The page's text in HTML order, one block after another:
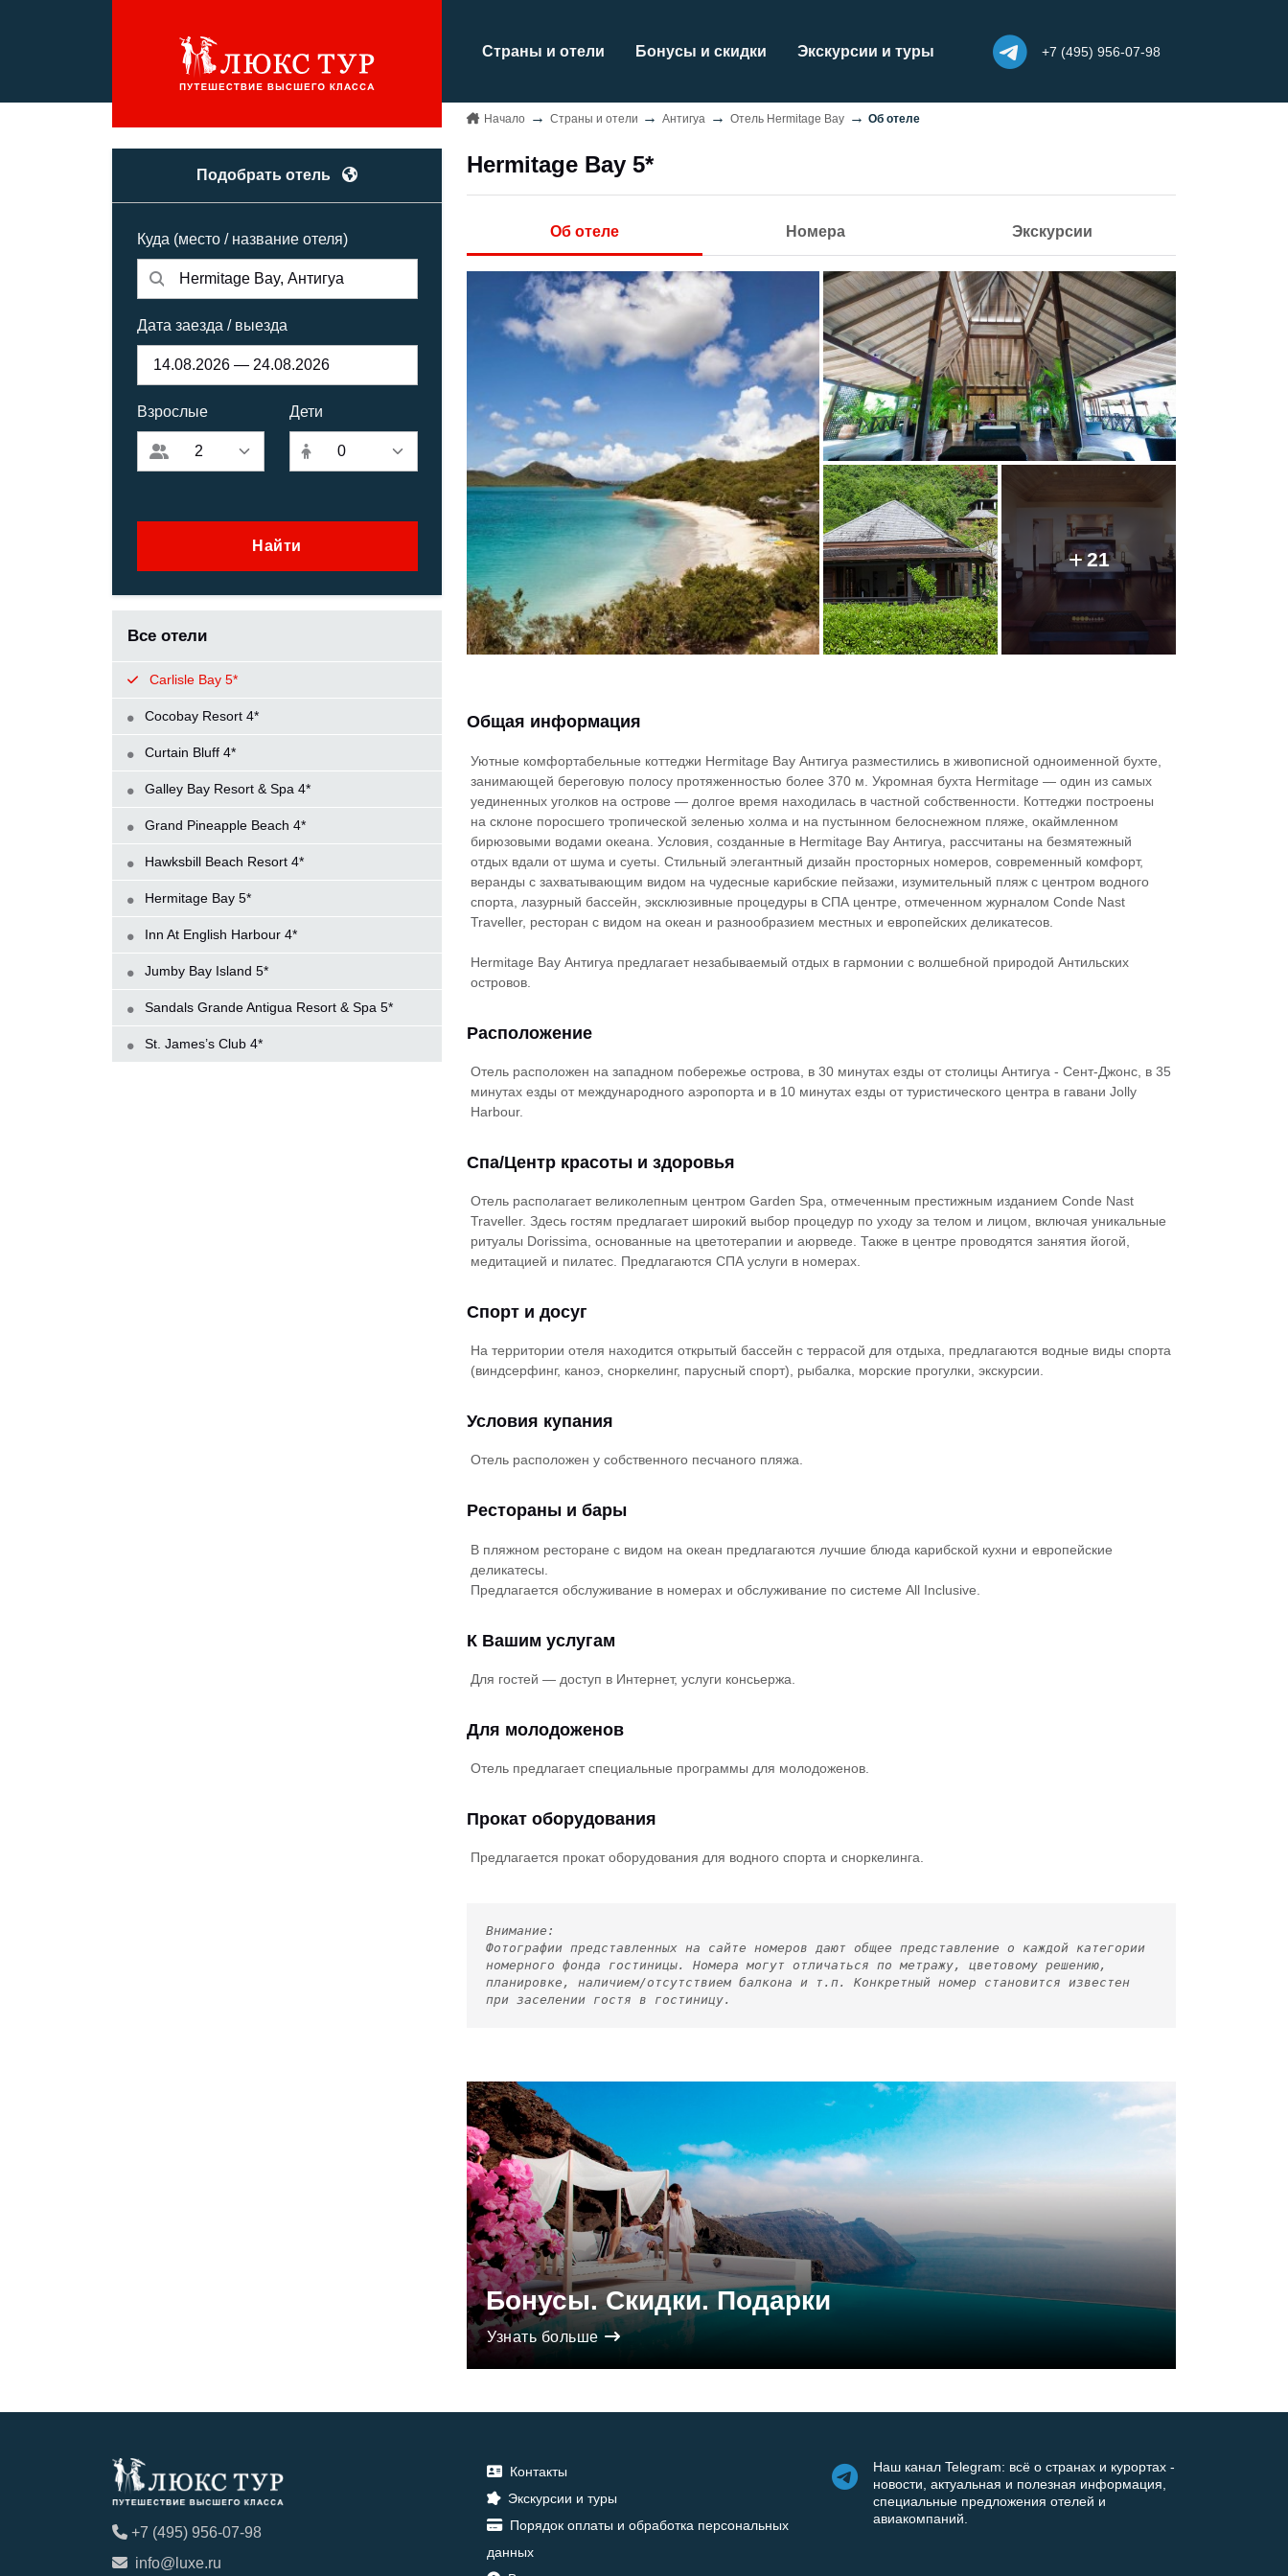
Страны и отели Бонусы и скидки Экскурсии и туры +7 (495) 956-07-98
Подобрать отель
Куда (место / название отеля)
Дата заезда / выезда
Взрослые Дети
Найти
Все отели
Carlisle Bay 5*
Cocobay Resort 4*
Curtain Bluff 4*
Galley Bay Resort & Spa 4*
Grand Pineapple Beach 4*
Hawksbill Beach Resort 4*
Hermitage Bay 5*
Inn At English Harbour 4*
Jumby Bay Island 5*
Sandals Grande Antigua Resort & Spa 5*
St. James’s Club 4*
Начало Страны и отели Антигуа Отель Hermitage Bay Об отеле
Hermitage Bay 5*
Об отеле Номера Экскурсии
21
Общая информация
Уютные комфортабельные коттеджи Hermitage Bay Антигуа разместились в живописной одноименной бухте,
занимающей береговую полосу протяженностью более 370 м. Укромная бухта Hermitage — один из самых
уединенных уголков на острове — долгое время находилась в частной собственности. Коттеджи построены
на склоне поросшего тропической зеленью холма и на пустынном белоснежном пляже, окаймленном
бирюзовыми водами океана. Условия, созданные в Hermitage Bay Антигуа, рассчитаны на безмятежный
отдых вдали от шума и суеты. Стильный элегантный дизайн просторных номеров, современный комфорт,
веранды с захватывающим видом на чудесные карибские пейзажи, изумительный пляж с центром водного
спорта, лазурный бассейн, эксклюзивные процедуры в СПА центре, отмеченном журналом Conde Nast
Traveller, ресторан с видом на океан и разнообразием местных и европейских деликатесов.
Hermitage Bay Антигуа предлагает незабываемый отдых в гармонии с волшебной природой Антильских
островов.
Расположение
Отель расположен на западном побережье острова, в 30 минутах езды от столицы Антигуа - Сент-Джонс, в 35
минутах езды от международного аэропорта и в 10 минутах езды от туристического центра в гавани Jolly
Harbour.
Спа/Центр красоты и здоровья
Отель располагает великолепным центром Garden Spa, отмеченным престижным изданием Conde Nast
Traveller. Здесь гостям предлагает широкий выбор процедур по уходу за телом и лицом, включая уникальные
ритуалы Dorissima, основанные на цветотерапии и аюрведе. Также в центре проводятся занятия йогой,
медитацией и пилатес. Предлагаются СПА услуги в номерах.
Спорт и досуг
На территории отеля находится открытый бассейн с террасой для отдыха, предлагаются водные виды спорта
(виндсерфинг, каноэ, сноркелинг, парусный спорт), рыбалка, морские прогулки, экскурсии.
Условия купания
Отель расположен у собственного песчаного пляжа.
Рестораны и бары
В пляжном ресторане с видом на океан предлагаются лучшие блюда карибской кухни и европейские
деликатесы.
Предлагается обслуживание в номерах и обслуживание по системе All Inclusive.
К Вашим услугам
Для гостей — доступ в Интернет, услуги консьержа.
Для молодоженов
Отель предлагает специальные программы для молодоженов.
Прокат оборудования
Предлагается прокат оборудования для водного спорта и сноркелинга.
Внимание:
Фотографии представленных на сайте номеров дают общее представление о каждой категории
номерного фонда гостиницы. Номера могут отличаться по метражу, цветовому решению,
планировке, наличием/отсутствием балкона и т.п. Конкретный номер становится известен
при заселении гостя в гостиницу.
Бонусы. Скидки. Подарки
Узнать больше
+7 (495) 956-07-98
info@luxe.ru
Контакты
Экскурсии и туры
Порядок оплаты и обработка персональных
данных
Наш канал Telegram: всё о странах и курортах -
новости, актуальная и полезная информация,
специальные предложения отелей и
авиакомпаний.